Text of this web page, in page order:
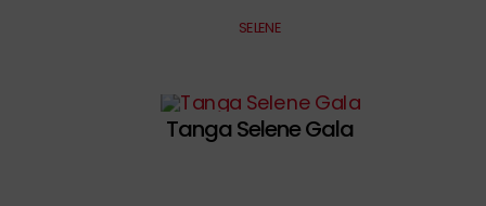
SELENE
Tanga Selene Gala